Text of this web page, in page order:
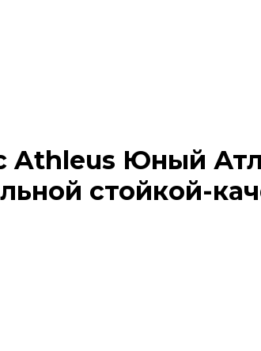
Athleus Юный
стойкой-